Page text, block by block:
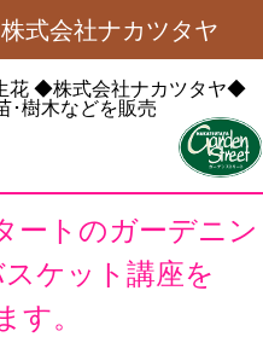
株式会社ナカツタヤ
花◆株式会社ナカツタヤ◆
･樹木などを販売
ートのガーデニン
ケット講座を
。